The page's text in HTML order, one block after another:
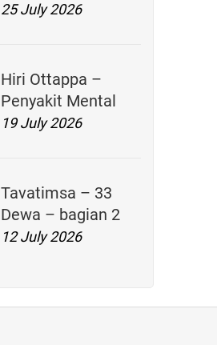
25 July 2026
Hiri Ottappa –
Penyakit Mental
19 July 2026
Tavatimsa – 33
Dewa – bagian 2
12 July 2026